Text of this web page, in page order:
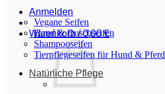
Anmelden
Warenkorb /0,00€
Vegane Seifen
Hand & Duschseifen
Shampooseifen
Tierpflegeseifen für Hund & Pferd
Natürliche Pflege